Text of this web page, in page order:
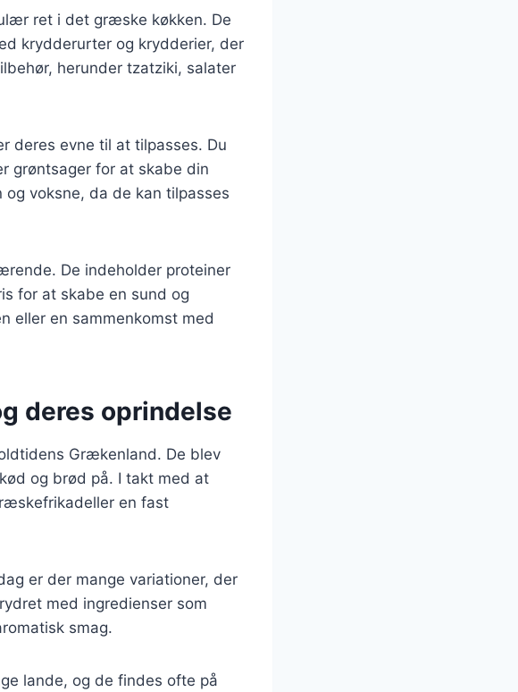
ret i det græske køkken. De
krydderurter og krydderier, der
herunder tzatziki, salater
deres evne til at tilpasses. Du
grøntsager for at skabe din
voksne, da de kan tilpasses
De indeholder proteiner
for at skabe en sund og
eller en sammenkomst med
deres oprindelse
Grækenland. De blev
og brød på. I takt med at
en fast
er der mange variationer, der
med ingredienser som
smag.
lande, og de findes ofte på